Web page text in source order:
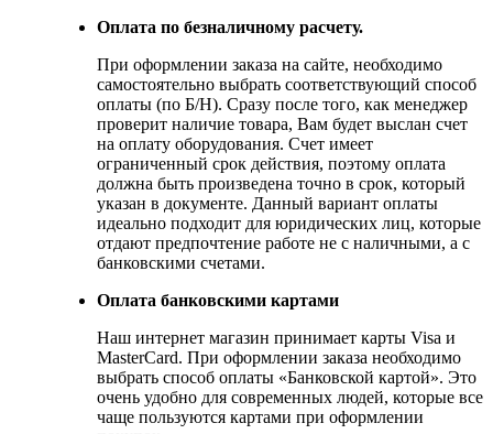
Оплата по безналичному расчету.
При оформлении заказа на сайте, необходимо
самостоятельно выбрать соответствующий способ
оплаты (по Б/Н). Сразу после того, как менеджер
проверит наличие товара, Вам будет выслан счет
на оплату оборудования. Счет имеет
ограниченный срок действия, поэтому оплата
должна быть произведена точно в срок, который
указан в документе. Данный вариант оплаты
идеально подходит для юридических лиц, которые
отдают предпочтение работе не с наличными, а с
банковскими счетами.
Оплата банковскими картами
Наш интернет магазин принимает карты Visa и
MasterCard. При оформлении заказа необходимо
выбрать способ оплаты «Банковской картой». Это
очень удобно для современных людей, которые все
чаще пользуются картами при оформлении